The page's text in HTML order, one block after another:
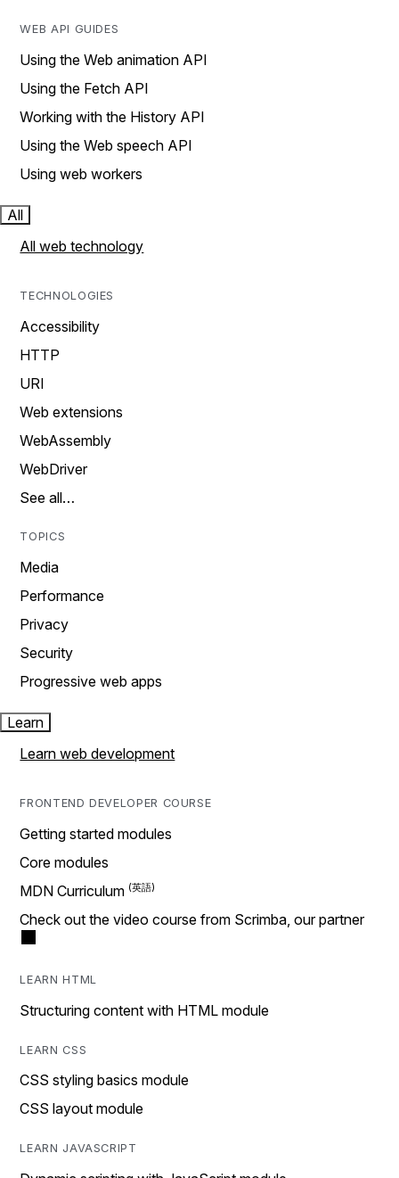
WEB API GUIDES
Using the Web animation API
Using the Fetch API
Working with the History API
Using the Web speech API
Using web workers
All
All web technology
TECHNOLOGIES
Accessibility
HTTP
URI
Web extensions
WebAssembly
WebDriver
See all…
TOPICS
Media
Performance
Privacy
Security
Progressive web apps
Learn
Learn web development
FRONTEND DEVELOPER COURSE
Getting started modules
Core modules
MDN Curriculum
Check out the video course from Scrimba, our partner
LEARN HTML
Structuring content with HTML module
LEARN CSS
CSS styling basics module
CSS layout module
LEARN JAVASCRIPT